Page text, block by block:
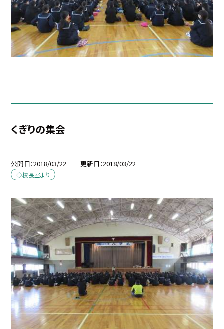
くぎりの集会
公開日 2018/03/22 更新日 2018/03/22
◇校長室より